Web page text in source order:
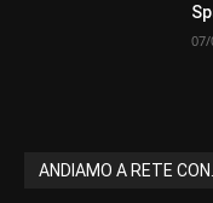
ANDIAMO A RETE